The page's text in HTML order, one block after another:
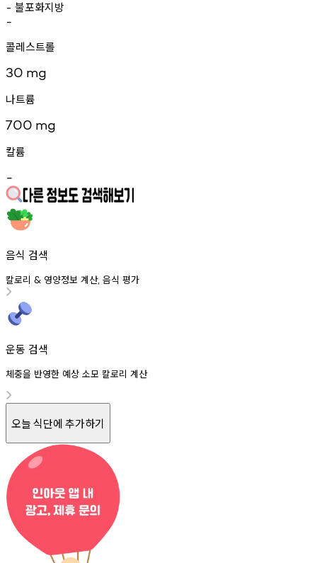
- 불포화지방
-
콜레스트롤
30 mg
나트륨
700 mg
칼륨
-
음식 검색
칼로리 & 영양정보 계산, 음식 평가
운동 검색
체중을 반영한 예상 소모 칼로리 계산
오늘 식단에 추가하기